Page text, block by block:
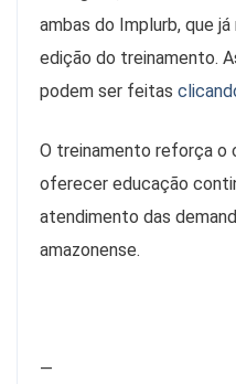
ambas do Implurb, que
edição do treinamento.
podem ser feitas
O treinamento reforça o
oferecer educação
atendimento das
amazonense.
—